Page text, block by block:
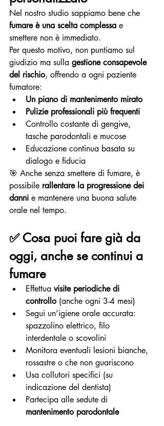
Nel nostro studio sappiamo bene che
fumare è una scelta complessa e
smettere non è immediato.
Per questo motivo, non puntiamo sul
giudizio ma sulla gestione consapevole
del rischio, offrendo a ogni paziente
fumatore:
Un piano di mantenimento mirato
Pulizie professionali più frequenti
Controllo costante di gengive,
tasche parodontali e mucose
Educazione continua basata su
dialogo e fiducia
🎯 Anche senza smettere di fumare, è
possibile rallentare la progressione dei
danni e mantenere una buona salute
orale nel tempo.
✅ Cosa puoi fare già da
oggi, anche se continui a
fumare
Effettua visite periodiche di
controllo (anche ogni 3-4 mesi)
Segui un’igiene orale accurata:
spazzolino elettrico, filo
interdentale o scovolini
Monitora eventuali lesioni bianche,
rossastre o che non guariscono
Usa collutori specifici (su
indicazione del dentista)
Partecipa alle sedute di
mantenimento parodontale